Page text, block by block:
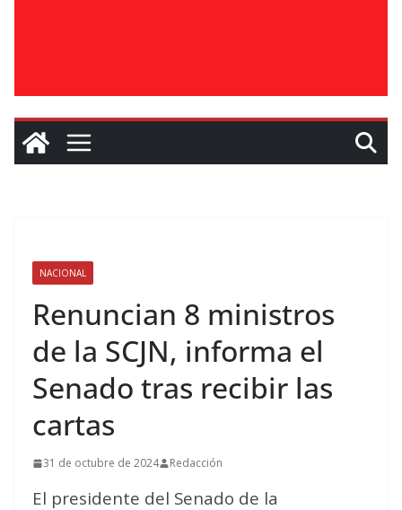
NACIONAL
Renuncian 8 ministros
de la SCJN, informa el
Senado tras recibir las
cartas
31 de octubre de 2024 Redacción
El presidente del Senado de la